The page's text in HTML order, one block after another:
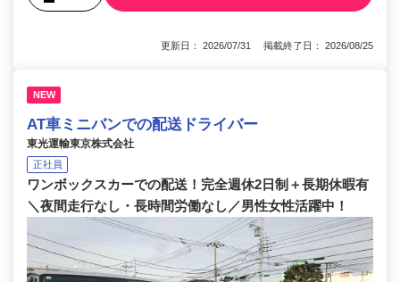
更新日： 2026/07/31 掲載終了日： 2026/08/25
NEW
AT車ミニバンでの配送ドライバー
東光運輸東京株式会社
正社員
ワンボックスカーでの配送！完全週休2日制＋長期休暇有
＼夜間走行なし・長時間労働なし／男性女性活躍中！